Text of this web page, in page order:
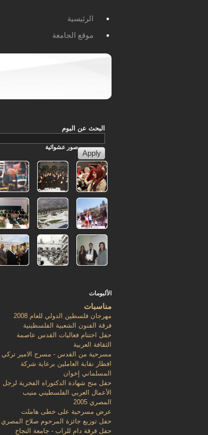
الرئيسية
موقع الجامعة
البحث عن البوم
صور عشوائية
الألبومات
مناسبات
مهرجان فلسطين الدولي للعام 2008
فرقة الفنون الشعبية الفلسطينية
حفل اختتام فعاليات القدس عاصمة
الثقافة العربية
مسرحية من القدس - مسرح الامير تركي
افطار نقابة العاملين برعاية شركة
المسلماني إخوان
حفل منح شهادة الدكتوراه الفخرية لرجل
الأعمال العربي الفلسطيني منيب
المصري 2005
عرض مسرحية على خطى هاملت
حفل توزيع جائزة المرحوم صلاح المصري
حفل فرقة دام للراب - جامعة النجاح